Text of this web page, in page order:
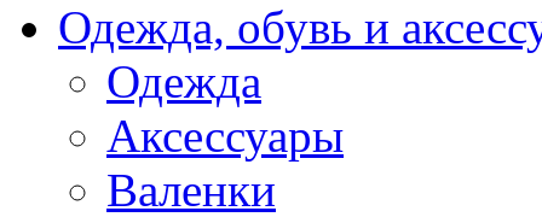
Одежда, обувь и
Одежда
Аксессуары
Валенки